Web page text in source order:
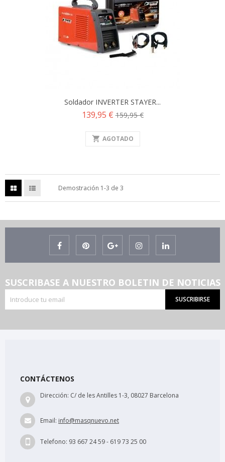
Soldador INVERTER STAYER...
Precio
139,95 €Precio
159,95 €
shopping_cart AGOTADO
Demostración 1-3 de 3
SUSCRIBASE A NUESTRO BOLETIN DE NOTICIAS
SUSCRIBIRSE
CONTÁCTENOS
Dirección: C/ de les Antilles 1-3, 08027 Barcelona
Email: info@masqnuevo.net
Telefono: 93 667 24 59 - 619 73 25 00